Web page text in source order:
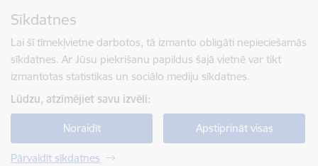
Sīkdatnes
Lai šī tīmekļvietne darbotos, tā izmanto obligāti nepieciešamās
sīkdatnes. Ar Jūsu piekrišanu papildus šajā vietnē var tikt
izmantotas statistikas un sociālo mediju sīkdatnes.
Lūdzu, atzīmējiet savu izvēli:
Noraidīt Apstiprināt visas
Pārvaldīt sīkdatnes